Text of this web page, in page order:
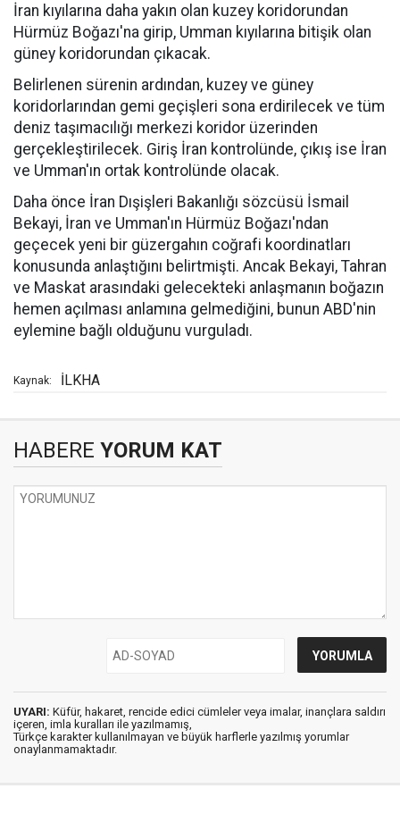
İran kıyılarına daha yakın olan kuzey koridorundan
Hürmüz Boğazı'na girip, Umman kıyılarına bitişik olan
güney koridorundan çıkacak.
Belirlenen sürenin ardından, kuzey ve güney
koridorlarından gemi geçişleri sona erdirilecek ve tüm
deniz taşımacılığı merkezi koridor üzerinden
gerçekleştirilecek. Giriş İran kontrolünde, çıkış ise İran
ve Umman'ın ortak kontrolünde olacak.
Daha önce İran Dışişleri Bakanlığı sözcüsü İsmail
Bekayi, İran ve Umman'ın Hürmüz Boğazı'ndan
geçecek yeni bir güzergahın coğrafi koordinatları
konusunda anlaştığını belirtmişti. Ancak Bekayi, Tahran
ve Maskat arasındaki gelecekteki anlaşmanın boğazın
hemen açılması anlamına gelmediğini, bunun ABD'nin
eylemine bağlı olduğunu vurguladı.
Kaynak: İLKHA
HABERE YORUM KAT
UYARI: Küfür, hakaret, rencide edici cümleler veya imalar, inançlara saldırı
içeren, imla kuralları ile yazılmamış,
Türkçe karakter kullanılmayan ve büyük harflerle yazılmış yorumlar
onaylanmamaktadır.